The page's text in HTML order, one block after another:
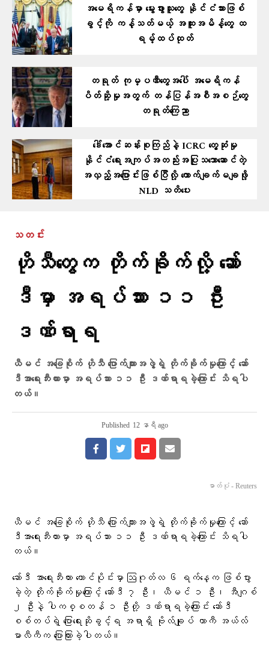
အမေရိကန်မှာ မွေးဖွားသူတွေ နိုင်ငံသားဖြစ်
ခွင့်ကို ကန့်သတ်မယ့် အထူးအမိန့်တွေ ထ
ရမ့်ထပ်ထုတ်
တရုတ် ကုမ္ပဏီတွေအပေါ် အမေရိကန်
ပိတ်ဆို့မှုအတွက် တန်ပြန်အစီအစဉ်တွေ
တရုတ်ကြေညာ
ဒေါ်အောင်ဆန်းစုကြည်နဲ့ ICRC တွေ့ဆုံမှု
နိုင်ငံရေးအကျပ်အတည်းအပြုသဘောဆောင်တဲ့
အလှည့်အပြောင်းဖြစ်ပြီလို့ ကောက်ချက်မချဖို့
NLD သတိပေး
သတင်း
ဟိုသီတွေက တိုက်ခိုက်လို့ ဆော်
ဒီမှာ အရပ်သား ၁၁ ဦး
ဒဏ်ရာရ
ယီမင် အခြေစိုက် ဟိုသီ ပြောက်ကျားအဖွဲ့ရဲ့ တိုက်ခိုက်မှုကြောင့် ဆော်
ဒီအာရေးဘီးယားမှာ အရပ်သား ၁၁ ဦး ဒဏ်ရာရခဲ့ကြောင်း သိရပါ
တယ်။
Published 12 နာရီ ago
ဓာတ်ပုံ - Reuters
ယီမင် အခြေစိုက် ဟိုသီ ပြောက်ကျားအဖွဲ့ရဲ့ တိုက်ခိုက်မှုကြောင့် ဆော်
ဒီအာရေးဘီးယားမှာ အရပ်သား ၁၁ ဦး ဒဏ်ရာရခဲ့ကြောင်း သိရပါ
တယ်။
ဆော်ဒီ အာရေးဘီးယား တောင်ပိုင်းမှာ ဩဂုတ်လ ၆ ရက်နေ့က ဖြစ်ပွား
ခဲ့တဲ့ တိုက်ခိုက်မှုကြောင့် ဆော်ဒီ ၇ ဦး၊ ယီမင် ၁ ဦး၊ အီဂျစ်
၂ ဦးနဲ့ ပါကစ္စတန် ၁ ဦးတို့ ဒဏ်ရာရခဲ့ကြောင်း ဆော်ဒီ
စစ်တပ်ရဲ့ ပြောရေးဆိုခွင့်ရ အရာရှိ ဗိုလ်ချုပ် တာကီ အယ်လ်
မာလီကီက ပြောကြားခဲ့ပါတယ်။